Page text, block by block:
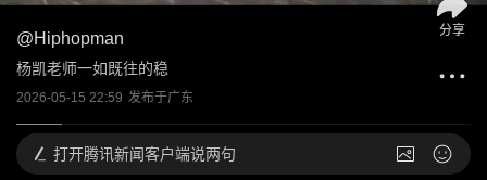
@Hiphopman
杨凯老师一如既往的稳
2026-05-15 22:59 发布于广东
分享
打开腾讯新闻客户端说两句